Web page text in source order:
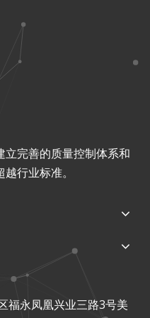
完善的质量控制体系和
行业标准。
福永凤凰兴业三路3号美